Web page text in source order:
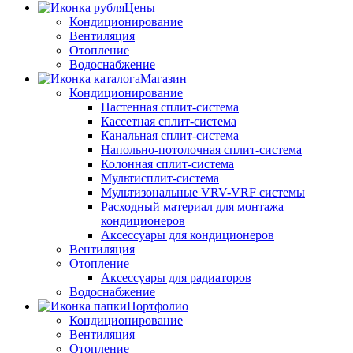
Цены
Кондиционирование
Вентиляция
Отопление
Водоснабжение
Магазин
Кондиционирование
Настенная сплит-система
Кассетная сплит-система
Канальная сплит-система
Напольно-потолочная сплит-система
Колонная сплит-система
Мультисплит-система
Мультизональные VRV-VRF системы
Расходный материал для монтажа
кондиционеров
Аксессуары для кондиционеров
Вентиляция
Отопление
Аксессуары для радиаторов
Водоснабжение
Портфолио
Кондиционирование
Вентиляция
Отопление